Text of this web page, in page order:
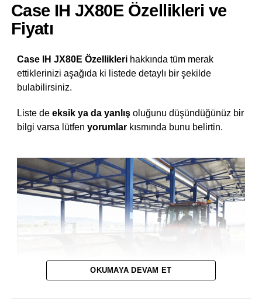
Case IH JX80E Özellikleri ve
Fiyatı
Case IH JX80E Özelliklerihakkında tüm merak
ettiklerinizi aşağıda ki listede detaylı bir şekilde
bulabilirsiniz.
Liste de eksik ya da yanlışoluğunu düşündüğünüz bir
bilgi varsa lütfen yorumlarkısmında bunu belirtin.
OKUMAYA DEVAM ET